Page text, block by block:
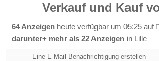
Verkauf und Kauf
64 Anzeigen heute verfügbar um 05:25 auf
darunter+ mehr als 22 Anzeigen in Lille
Eine E-Mail Benachrichtigung erstellen